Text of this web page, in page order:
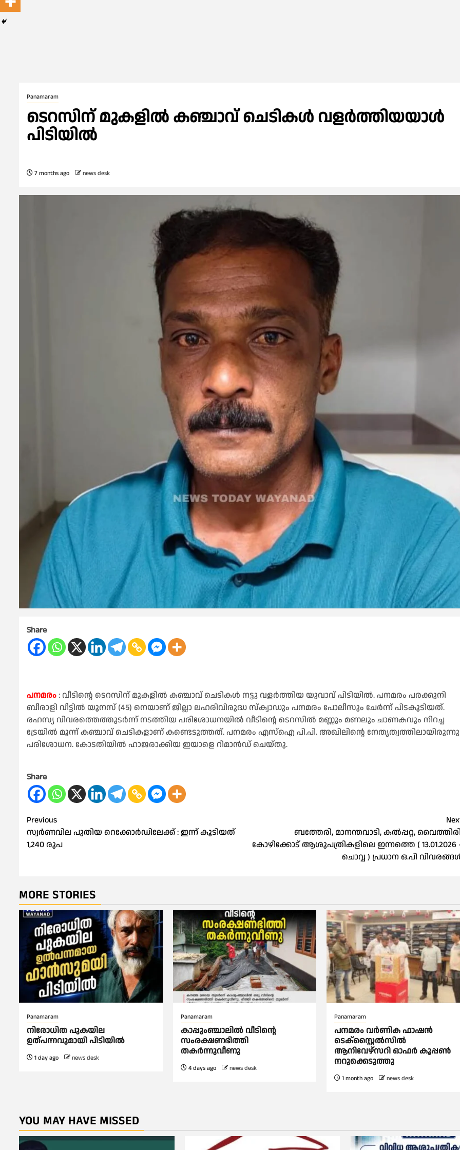
Panamaram
ടെറസിന് മുകളിൽ കഞ്ചാവ് ചെടികൾ വളർത്തിയയാൾ
പിടിയിൽ
7 months ago news desk
Share
പനമരം: വീടിന്റെ ടെറസിന് മുകളിൽ കഞ്ചാവ് ചെടികൾ നട്ടു വളർത്തിയ യുവാവ് പിടിയിൽ. പനമരം പരക്കുനി
ബീരാളി വീട്ടിൽ യൂനസ് (45) നെയാണ് ജില്ലാ ലഹരിവിരുദ്ധ സ്ക്വാഡും പനമരം പോലീസും ചേർന്ന് പിടകൂടിയത്.
രഹസ്യ വിവരത്തെത്തുടർന്ന് നടത്തിയ പരിശോധനയിൽ വീടിന്റെ ടെറസിൽ മണ്ണും മണലും ചാണകവും നിറച്ച
ട്രേയിൽ മൂന്ന് കഞ്ചാവ് ചെടികളാണ് കണ്ടെടുത്തത്. പനമരം എസ്ഐ പി.പി. അഖിലിന്റെ നേതൃത്വത്തിലായിരുന്നു
പരിശോധന. കോടതിയിൽ ഹാജരാക്കിയ ഇയാളെ റിമാൻഡ് ചെയ്തു.
Share
Post
navigation
Previous
സ്വര്‍ണവില പുതിയ റെക്കോര്‍ഡിലേക്ക് : ഇന്ന് കൂടിയത്
1,240 രൂപ
ബത്തേരി, മാനന്തവാടി, കൽപ്പറ്റ,
കോഴിക്കോട് ആശുപത്രികളിലെ ഇന്നത്തെ ( 13.01.2026
ചൊവ്വ ) പ്രധാന ഒ.പി
MORE STORIES
Panamaram
നിരോധിത പുകയില
ഉത്പന്നവുമായി പിടിയിൽ
1 day ago news desk
Panamaram
കാപ്പുംഞ്ചാലിൽ വീടിൻ്റെ
സംരക്ഷണഭിത്തി
തകർന്നുവീണു
4 days ago news desk
Panamaram
പനമരം വർണിക ഫാഷൻ
ടെക്സ്റ്റൈൽസിൽ
ആനിവേഴ്‌സറി ഓഫർ കൂപ്പൺ
നറുക്കെടുത്തു
1 month ago news desk
YOU MAY HAVE MISSED